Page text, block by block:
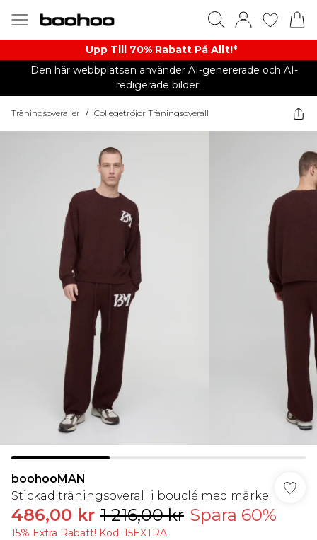
Upp Till 70% Rabatt På Allt!*
Den här webbplatsen använder AI-genererade och AI-
redigerade bilder.
Träningsoveraller / Collegetröjor Träningsoverall
boohooMAN
Stickad träningsoverall i bouclé med märke
486,00 kr 1 216,00 kr Spara 60%
15% Extra Rabatt! Kod: 15EXTRA